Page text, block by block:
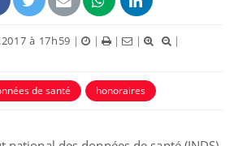
à 17h59 | | | |
|
de santé honoraires